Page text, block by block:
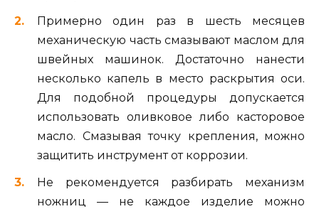
Примерно один раз в шесть месяцев
механическую часть смазывают маслом для
швейных машинок. Достаточно нанести
несколько капель в место раскрытия оси.
Для подобной процедуры допускается
использовать оливковое либо касторовое
масло. Смазывая точку крепления, можно
защитить инструмент от коррозии.
Не рекомендуется разбирать механизм
ножниц — не каждое изделие можно